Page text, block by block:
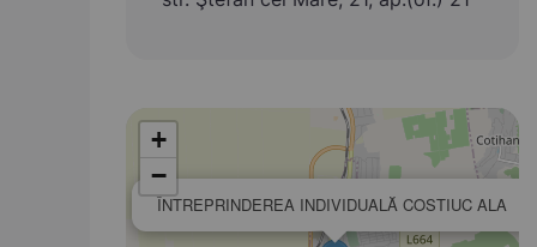
ÎNTREPRINDEREA INDIVIDUALĂ COSTIUC ALA
+
−